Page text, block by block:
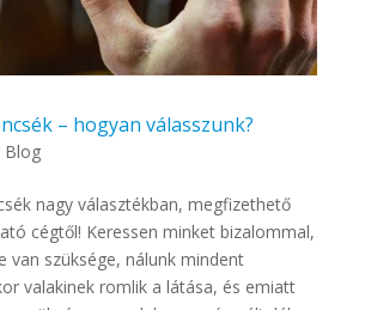
– hogyan válasszunk?
Blog
nagy választékban, megfizethető
cégtől! Keressen minket bizalommal,
van szüksége, nálunk mindent
valakinek romlik a látása, és emiatt